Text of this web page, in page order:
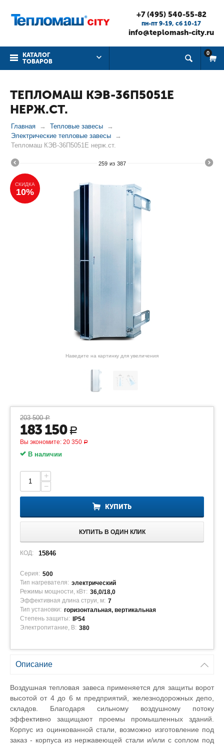
+7 (495) 540-55-82
пн-пт 9-19, cб 10-17
info@teplomash-city.ru
КАТАЛОГ
ТОВАРОВ
0
ТЕПЛОМАШ КЭВ-36П5051Е
НЕРЖ.СТ.
Главная
Тепловые завесы
Электрические тепловые завесы
Тепломаш КЭВ-36П5051Е нерж.ст.
259 из 387
СКИДКА
10%
Наведите на картинку для увеличения
203 500 Р
183 150 Р
Вы экономите: 20 350 Р
В наличии
+
−
КУПИТЬ
КУПИТЬ В ОДИН КЛИК
КОД: 15846
Серия: 500
Тип нагревателя: электрический
Режимы мощности, кВт: 36,0/18,0
Эффективная длина струи, м: 7
Тип установки: горизонтальная, вертикальная
Степень защиты:
IP54
Электропитание, В: 380
Описание
Воздушная тепловая завеса применяется для защиты ворот
высотой от 4 до 6 м предприятий, железнодорожных депо,
складов. Благодаря сильному воздушному потоку
эффективно защищают проемы промышленных зданий.
Корпус из оцинкованной стали, возможно изготовление под
заказ - корпуса из нержавеющей стали и/или с соплом под